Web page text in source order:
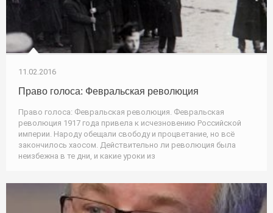
11.02.2016
Право голоса: Февральская революция
Право голоса: Февральская революция. Февральская
революция 1917 года привела к исчезновению Российской
империи. Народу обещали свободу и процветание, но всё
закончилось хаосом. Действительно ли революция была
неизбежна в те дни, и какие уроки из